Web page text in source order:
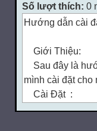
Số lượt thích: 0
Hướng dẫn cài
Giới Thiệu:
Sau đây là
mình cài đặt cho
Cài Đặt :
Để bắt đầu cài